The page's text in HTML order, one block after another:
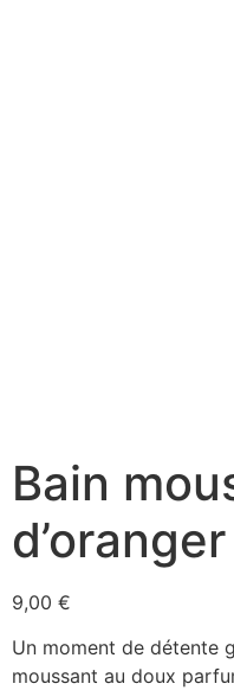
Bain
9,00 €
Un moment de détente
moussant au doux